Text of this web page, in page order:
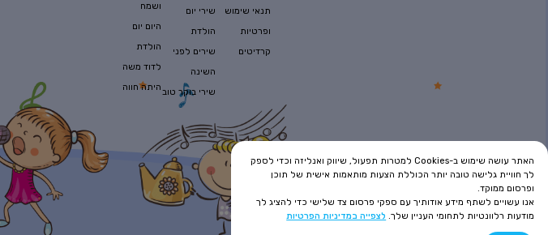
כשהלילה בא
תנאי שימוש
ופרטיות
קרדיטים
שירי יום
הולדת
שירים לפני
השינה
שירי בוקר טוב
ושמח
היום יום
הולדת
לדוד משה
היתה חווה
האתר עושה שימוש ב-Cookies למטרות תפעול, שיווק ואנליזה וכדי לספק
לך חוויית גלישה טובה יותר הכוללת הצעות מותאמות אישית של תוכן
ופרסום ממוקד.
אנו עשויים לשתף מידע אודותיך עם ספקי פרסום צד שלישי כדי להציג לך
מודעות רלוונטיות לתחומי העניין שלך. לצפייה במדיניות הפרטיות